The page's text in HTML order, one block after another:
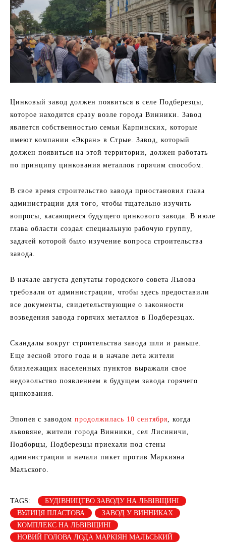
Цинковый завод должен появиться в селе Подберезцы,
которое находится сразу возле города Винники. Завод
является собственностью семьи Карпинских, которые
имеют компании «Экран» в Стрые. Завод, который
должен появиться на этой территории, должен работать
по принципу цинкования металлов горячим способом.
В свое время строительство завода приостановил глава
администрации для того, чтобы тщательно изучить
вопросы, касающиеся будущего цинкового завода. В июле
глава области создал специальную рабочую группу,
задачей которой было изучение вопроса строительства
завода.
В начале августа депутаты городского совета Львова
требовали от администрации, чтобы здесь предоставили
все документы, свидетельствующие о законности
возведения завода горячих металлов в Подберезцах.
Скандалы вокруг строительства завода шли и раньше.
Еще весной этого года и в начале лета жители
близлежащих населенных пунктов выражали свое
недовольство появлением в будущем завода горячего
цинкования.
Эпопея с заводом продолжилась 10 сентября, когда
львовяне, жители города Винники, сел Лисиничи,
Подборцы, Подберезцы приехали под стены
администрации и начали пикет против Маркияна
Мальского.
TAGS:
БУДІВНИЦТВО ЗАВОДУ НА ЛЬВІВЩИНІ
ВУЛИЦЯ ПЛАСТОВА
ЗАВОД У ВИННИКАХ
КОМПЛЕКС НА ЛЬВІВЩИНІ
НОВИЙ ГОЛОВА ЛОДА МАРКІЯН МАЛЬСЬКИЙ